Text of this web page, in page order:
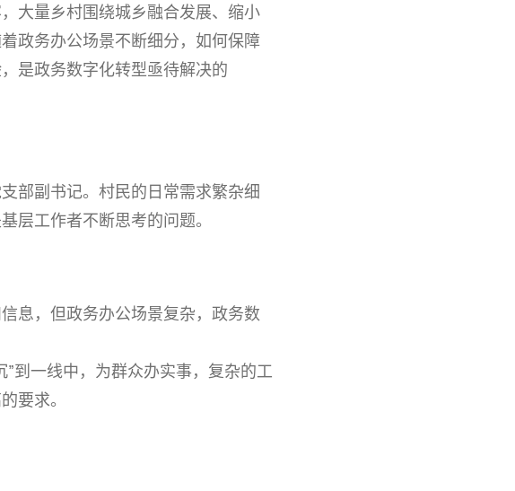
大量乡村围绕城乡融合发展、缩小
政务办公场景不断细分，如何保障
是政务数字化转型亟待解决的
部副书记。村民的日常需求繁杂细
层工作者不断思考的问题。
息，但政务办公场景复杂，政务数
到一线中，为群众办实事，复杂的工
要求。